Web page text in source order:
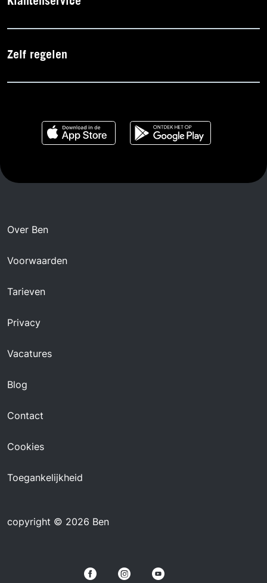
Zelf regelen
Over Ben
Voorwaarden
Tarieven
Privacy
Vacatures
Blog
Contact
Cookies
Toegankelijkheid
copyright © 2026 Ben